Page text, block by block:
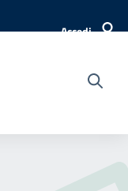
Accedi